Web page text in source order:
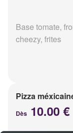
Base tomate,
cheezy, frites
Pizza
Dès 10.00 €